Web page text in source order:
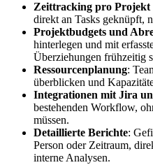
Zeittracking pro Projekt
direkt an Tasks geknüpft,
Projektbudgets und
hinterlegen und mit
Überziehungen frühzeitig
Ressourcenplanung:
überblicken und
Integrationen mit Jira
bestehenden Workflow,
müssen.
Detaillierte Berichte:
Person oder Zeitraum,
interne Analysen.